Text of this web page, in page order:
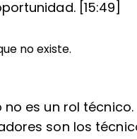
[15:49]
no existe.
es un rol
son los